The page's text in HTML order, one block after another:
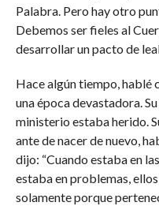
Palabra. Pero hay otro
Debemos ser fieles al
desarrollar un pacto de
Hace algún tiempo, hablé
una época devastadora.
ministerio estaba herido.
ante de nacer de nuevo,
dijo: “Cuando estaba en
estaba en problemas,
solamente porque